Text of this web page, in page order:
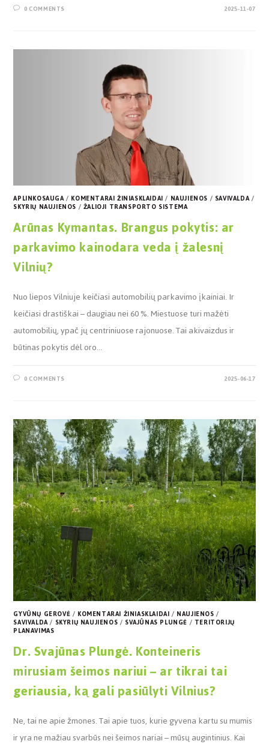
0 COMMENTS 2025-11-07
APLINKOSAUGA/ KOMENTARAI ŽINIASKLAIDAI/ NAUJIENOS/ SAVIVALDA/
SKYRIŲ NAUJIENOS/ŽALIOJI TRANSPORTO SISTEMA
Arūnas Kymantas. Brangus pokytis: ar
parkavimo kainodara veda į žalesnį
Vilnių?
Nuo liepos Vilniuje keičiasi automobilių parkavimo įkainiai. Ir
keičiasi drastiškai – daugiau nei 60 %. Miestuose turi mažėti
automobilių, ypač jų centriniuose rajonuose. Tai akivaizdus ir
būtinas pokytis dėl oro…
0 COMMENTS 2025-06-17
GYVŪNŲ GEROVĖ/ KOMENTARAI ŽINIASKLAIDAI/ NAUJIENOS/
SAVIVALDA/ SKYRIŲ NAUJIENOS/ SVAJŪNAS PLUNGĖ/ TERITORIJŲ
PLANAVIMAS
Dr. Svajūnas Plungė. Konteineris
mirusiam šeimos nariui – ar tikrai tai
geriausia, ką gali pasiūlyti Vilnius?
Ne, tai ne apie žmones. Tai apie tuos, kurie gyvena kartu su mumis
ir yra ne mažiau svarbūs nei šeimos nariai – mūsų augintinius. Kai